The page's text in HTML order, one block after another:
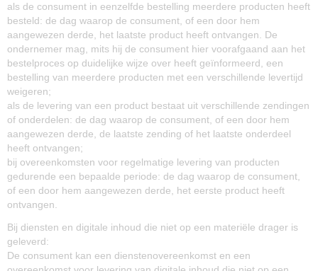
als de consument in eenzelfde bestelling meerdere producten heeft
besteld: de dag waarop de consument, of een door hem
aangewezen derde, het laatste product heeft ontvangen. De
ondernemer mag, mits hij de consument hier voorafgaand aan het
bestelproces op duidelijke wijze over heeft geïnformeerd, een
bestelling van meerdere producten met een verschillende levertijd
weigeren;
als de levering van een product bestaat uit verschillende zendingen
of onderdelen: de dag waarop de consument, of een door hem
aangewezen derde, de laatste zending of het laatste onderdeel
heeft ontvangen;
bij overeenkomsten voor regelmatige levering van producten
gedurende een bepaalde periode: de dag waarop de consument,
of een door hem aangewezen derde, het eerste product heeft
ontvangen.
Bij diensten en digitale inhoud die niet op een materiële drager is
geleverd:
De consument kan een dienstenovereenkomst en een